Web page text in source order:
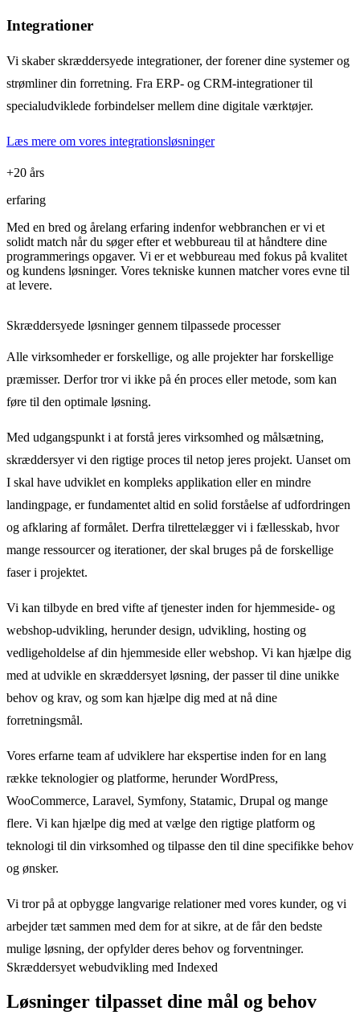
Integrationer
Vi skaber skræddersyede integrationer, der forener dine systemer og
strømliner din forretning. Fra ERP- og CRM-integrationer til
specialudviklede forbindelser mellem dine digitale værktøjer.
Læs mere om vores integrationsløsninger
+20 års
erfaring
Med en bred og årelang erfaring indenfor webbranchen er vi et
solidt match når du søger efter et webbureau til at håndtere dine
programmerings opgaver. Vi er et webbureau med fokus på kvalitet
og kundens løsninger. Vores tekniske kunnen matcher vores evne til
at levere.
Skræddersyede løsninger gennem tilpassede processer
Alle virksomheder er forskellige, og alle projekter har forskellige
præmisser. Derfor tror vi ikke på én proces eller metode, som kan
føre til den optimale løsning.
Med udgangspunkt i at forstå jeres virksomhed og målsætning,
skræddersyer vi den rigtige proces til netop jeres projekt. Uanset om
I skal have udviklet en kompleks applikation eller en mindre
landingpage, er fundamentet altid en solid forståelse af udfordringen
og afklaring af formålet. Derfra tilrettelægger vi i fællesskab, hvor
mange ressourcer og iterationer, der skal bruges på de forskellige
faser i projektet.
Vi kan tilbyde en bred vifte af tjenester inden for hjemmeside- og
webshop-udvikling, herunder design, udvikling, hosting og
vedligeholdelse af din hjemmeside eller webshop. Vi kan hjælpe dig
med at udvikle en skræddersyet løsning, der passer til dine unikke
behov og krav, og som kan hjælpe dig med at nå dine
forretningsmål.
Vores erfarne team af udviklere har ekspertise inden for en lang
række teknologier og platforme, herunder WordPress,
WooCommerce, Laravel, Symfony, Statamic, Drupal og mange
flere. Vi kan hjælpe dig med at vælge den rigtige platform og
teknologi til din virksomhed og tilpasse den til dine specifikke behov
og ønsker.
Vi tror på at opbygge langvarige relationer med vores kunder, og vi
arbejder tæt sammen med dem for at sikre, at de får den bedste
mulige løsning, der opfylder deres behov og forventninger.
Skræddersyet webudvikling med Indexed
Løsninger tilpasset dine mål og behov